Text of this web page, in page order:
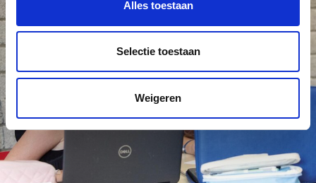
Alles toestaan
Selectie toestaan
Weigeren